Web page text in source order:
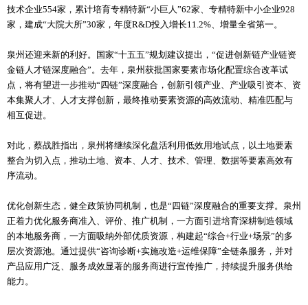
技术企业554家，累计培育专精特新“小巨人”62家、专精特新中小企业928
家，建成“大院大所”30家，年度R&D投入增长11.2%、增量全省第一。
泉州还迎来新的利好。国家“十五五”规划建议提出，“促进创新链产业链资
金链人才链深度融合”。去年，泉州获批国家要素市场化配置综合改革试
点，将有望进一步推动“四链”深度融合，创新引领产业、产业吸引资本、资
本集聚人才、人才支撑创新，最终推动要素资源的高效流动、精准匹配与
相互促进。
对此，蔡战胜指出，泉州将继续深化盘活利用低效用地试点，以土地要素
整合为切入点，推动土地、资本、人才、技术、管理、数据等要素高效有
序流动。
优化创新生态，健全政策协同机制，也是“四链”深度融合的重要支撑。泉州
正着力优化服务商准入、评价、推广机制，一方面引进培育深耕制造领域
的本地服务商，一方面吸纳外部优质资源，构建起“综合+行业+场景”的多
层次资源池。通过提供“咨询诊断+实施改造+运维保障”全链条服务，并对
产品应用广泛、服务成效显著的服务商进行宣传推广，持续提升服务供给
能力。